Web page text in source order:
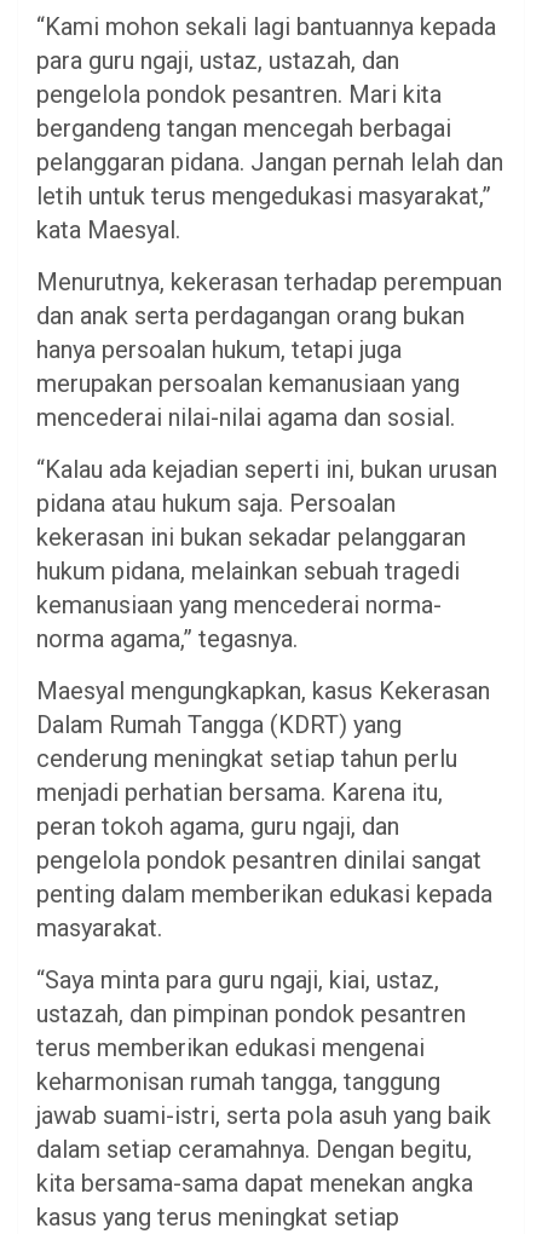
“Kami mohon sekali lagi bantuannya kepada
para guru ngaji, ustaz, ustazah, dan
pengelola pondok pesantren. Mari kita
bergandeng tangan mencegah berbagai
pelanggaran pidana. Jangan pernah lelah dan
letih untuk terus mengedukasi masyarakat,”
kata Maesyal.
Menurutnya, kekerasan terhadap perempuan
dan anak serta perdagangan orang bukan
hanya persoalan hukum, tetapi juga
merupakan persoalan kemanusiaan yang
mencederai nilai-nilai agama dan sosial.
“Kalau ada kejadian seperti ini, bukan urusan
pidana atau hukum saja. Persoalan
kekerasan ini bukan sekadar pelanggaran
hukum pidana, melainkan sebuah tragedi
kemanusiaan yang mencederai norma-
norma agama,” tegasnya.
Maesyal mengungkapkan, kasus Kekerasan
Dalam Rumah Tangga (KDRT) yang
cenderung meningkat setiap tahun perlu
menjadi perhatian bersama. Karena itu,
peran tokoh agama, guru ngaji, dan
pengelola pondok pesantren dinilai sangat
penting dalam memberikan edukasi kepada
masyarakat.
“Saya minta para guru ngaji, kiai, ustaz,
ustazah, dan pimpinan pondok pesantren
terus memberikan edukasi mengenai
keharmonisan rumah tangga, tanggung
jawab suami-istri, serta pola asuh yang baik
dalam setiap ceramahnya. Dengan begitu,
kita bersama-sama dapat menekan angka
kasus yang terus meningkat setiap